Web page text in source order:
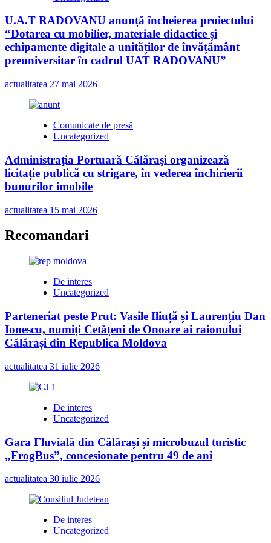
U.A.T RADOVANU anunță încheierea proiectului
“Dotarea cu mobilier, materiale didactice și
echipamente digitale a unităților de învățământ
preuniversitar în cadrul UAT RADOVANU”
actualitatea 27 mai 2026
Comunicate de presă
Uncategorized
Administraţia Portuară Călăraşi organizează
licitație publică cu strigare, în vederea închirierii
bunurilor imobile
actualitatea 15 mai 2026
Recomandari
De interes
Uncategorized
Parteneriat peste Prut: Vasile Iliuță și Laurențiu Dan
Ionescu, numiți Cetățeni de Onoare ai raionului
Călărași din Republica Moldova
actualitatea 31 iulie 2026
De interes
Uncategorized
Gara Fluvială din Călărași și microbuzul turistic
„FrogBus”, concesionate pentru 49 de ani
actualitatea 30 iulie 2026
De interes
Uncategorized